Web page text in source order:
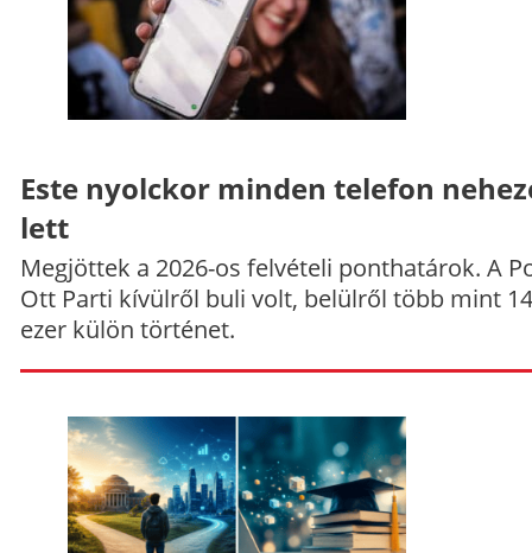
Este nyolckor minden telefon
lett
Megjöttek a 2026-os felvételi ponthatárok. A
Ott Parti kívülről buli volt, belülről több mint
ezer külön történet.